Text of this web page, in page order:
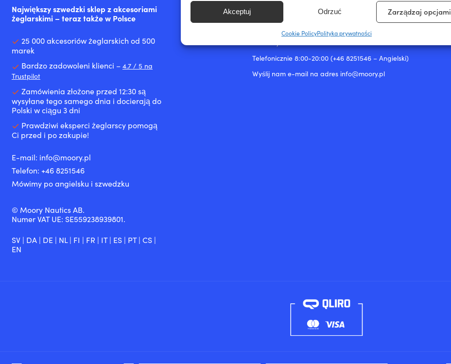
Identyfikacja urządzeń na podstawie informacji przesyłanych automatycznie.
Zapewnienie bezpieczeństwa, zapobieganie oszustwom i
naprawianie błędów, Dostarczanie i prezentowanie reklam i
treści, Zapisanie decyzji dotyczących prywatności oraz
informowanie o nich.
Akceptuj Odrzuć Zarządzaj opcjami
Cookie PolicyPolityka prywatności
Największy szwedzki sklep z akcesoriami
żeglarskimi – teraz także w Polsce
25 000 akcesoriów żeglarskich od 500
marek
Bardzo zadowoleni klienci – 4.7 / 5 na
Trustpilot
Zamówienia złożone przed 12:30 są
wysyłane tego samego dnia i docierają do
Polski w ciągu 3 dni
Prawdziwi eksperci żeglarscy pomogą
Ci przed i po zakupie!
E-mail: info@moory.pl
Telefon: +46 8251546
Mówimy po angielsku i szwedzku
© Moory Nautics AB.
Numer VAT UE: SE559238939801.
SV | DA | DE | NL| FI | FR | IT| ES | PT| CS |
EN
Telefonicznie 8:00-20:00 (+46 8251546 – Angielski)
Wyślij nam e-mail na adres info@moory.pl